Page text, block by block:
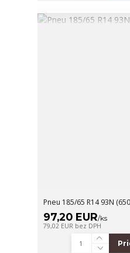
Pneu 185/65 R14 93N
97,20 EUR/ks
79,02 EUR bez DPH